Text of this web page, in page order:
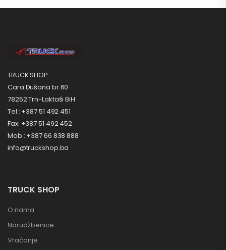
TRUCK SHOP
Cara Dušana br.60
78252 Trn-Laktaši BiH
Tel.: +387 51 492 451
Fax: +387 51 492 452
Mob.: +387 66 838 888
info@truckshop.ba
TRUCK SHOP
O nama
Narudžbenice
Vraćanje